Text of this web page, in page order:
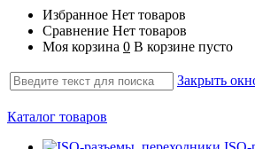
Избранное Нет товаров
Сравнение Нет товаров
Моя корзина 0 В корзине пусто
Закрыть
Каталог товаров